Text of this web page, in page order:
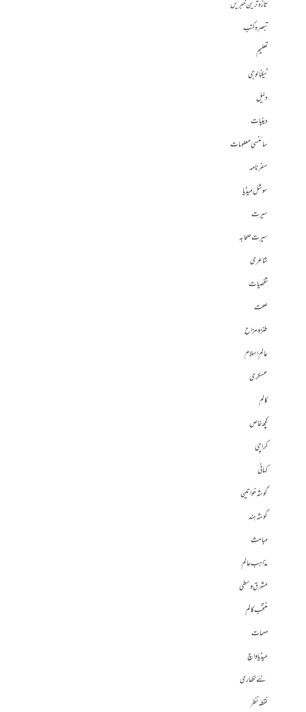
تازہ ترین خبریں
تبصرہ کتب
تعلیم
ٹیکنالوجی
دلیل
دینیات
سائنسی معلومات
سفرنامہ
سوشل میڈیا
سیرت
سیرت صحابہ
شاعری
شخصیات
صحت
طنز و مزاح
عالم اسلام
عسکری
کالم
کچھ خاص
کراچی
کہانی
گوشہ خواتین
گوشہ ہند
مباحث
مذاہب عالم
مشرق وسطی
منتخب کالم
مہمات
میڈیا واچ
نئے لکھاری
نقطہ نظر